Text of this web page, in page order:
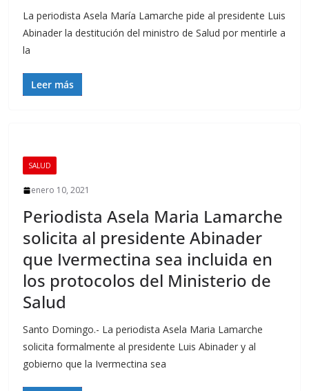
La periodista Asela María Lamarche pide al presidente Luis
Abinader la destitución del ministro de Salud por mentirle a
la
Leer más
SALUD
enero 10, 2021
Periodista Asela Maria Lamarche
solicita al presidente Abinader
que Ivermectina sea incluida en
los protocolos del Ministerio de
Salud
Santo Domingo.- La periodista Asela Maria Lamarche
solicita formalmente al presidente Luis Abinader y al
gobierno que la Ivermectina sea